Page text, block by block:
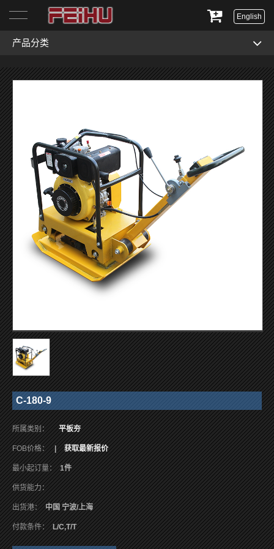
English
产品分类
C-180-9
所属类别： 平板夯
FOB价格： | 获取最新报价
最小起订量： 1件
供货能力：
出货港： 中国 宁波/上海
付款条件： L/C,T/T
首页
关于我们
服务与支持
新闻资讯
联系我们